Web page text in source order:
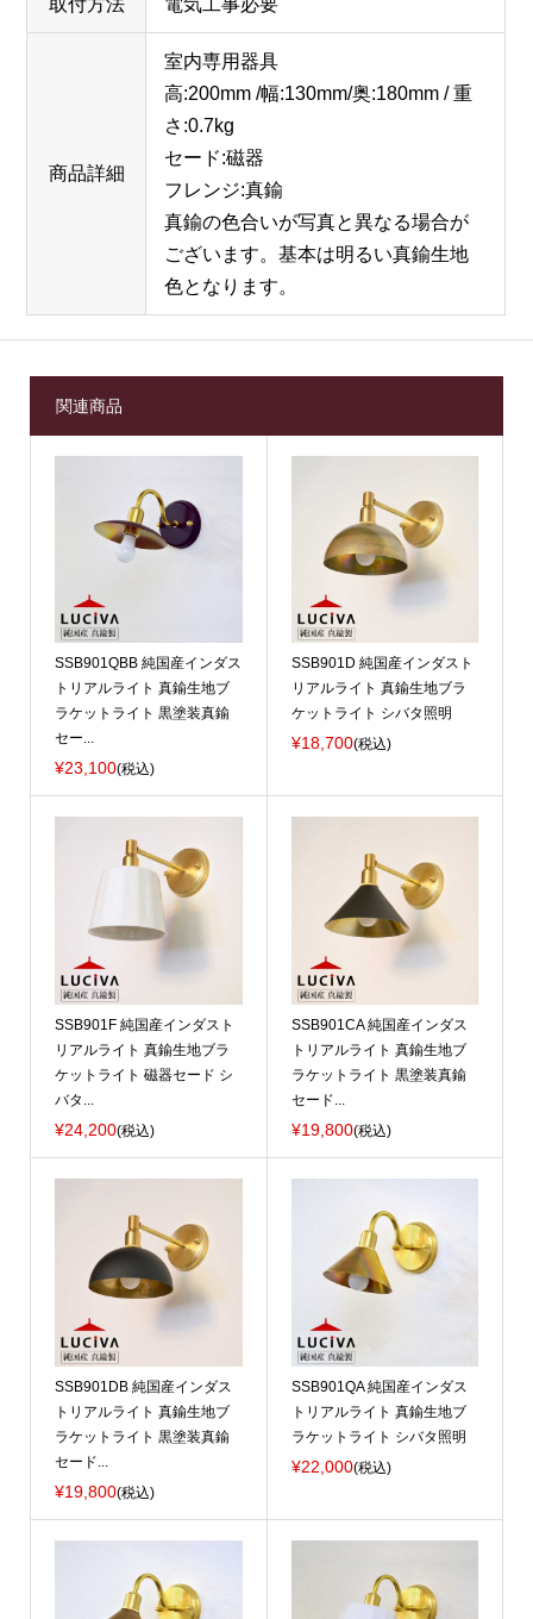
商品詳細
室内専用器具
高:200mm /幅:130mm/奥:180mm / 重
さ:0.7kg
セード:磁器
フレンジ:真鍮
真鍮の色合いが写真と異なる場合が
ございます。基本は明るい真鍮生地
色となります。
関連商品
SSB901QBB 純国産インダス
トリアルライト 真鍮生地ブ
ラケットライト 黒塗装真鍮
セー...
¥23,100(税込)
SSB901D 純国産インダスト
リアルライト 真鍮生地ブラ
ケットライト シバタ照明
¥18,700(税込)
SSB901F 純国産インダスト
リアルライト 真鍮生地ブラ
ケットライト 磁器セード シ
バタ...
¥24,200(税込)
SSB901CA 純国産インダス
トリアルライト 真鍮生地ブ
ラケットライト 黒塗装真鍮
セード...
¥19,800(税込)
SSB901DB 純国産インダス
トリアルライト 真鍮生地ブ
ラケットライト 黒塗装真鍮
セード...
¥19,800(税込)
SSB901QA 純国産インダス
トリアルライト 真鍮生地ブ
ラケットライト シバタ照明
¥22,000(税込)